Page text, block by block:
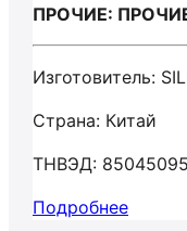
ПРОЧИЕ: ПРОЧИЕ
Изготовитель:
Страна: Китай
ТНВЭД:
Подробнее